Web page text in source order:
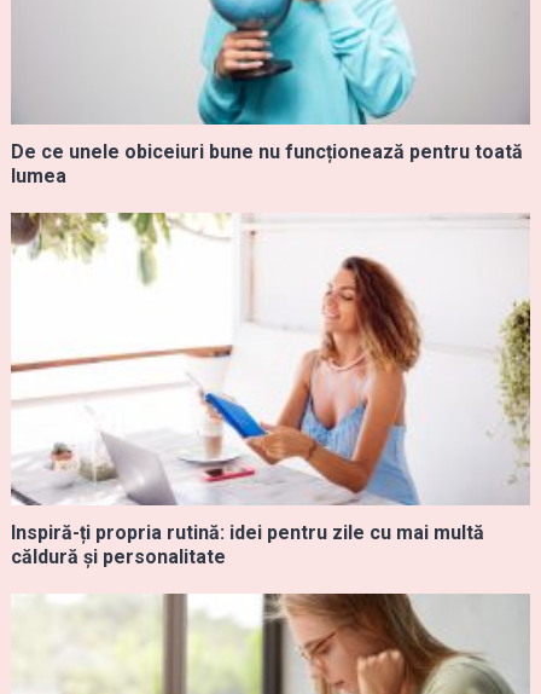
De ce unele obiceiuri bune nu funcționează pentru toată
lumea
Inspiră-ți propria rutină: idei pentru zile cu mai multă
căldură și personalitate